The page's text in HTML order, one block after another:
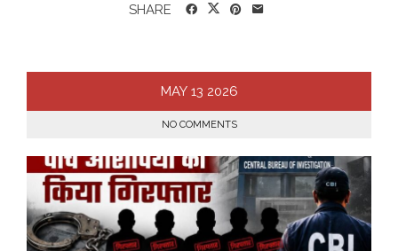
SHARE
MAY 13 2026
NO COMMENTS